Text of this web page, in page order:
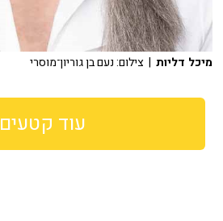
מיכל דליות | צילום: נעם בן גוריון־מוסרי
עוד קטעים